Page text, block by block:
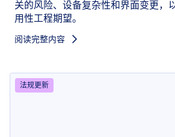
关的风险、设备复杂性和界面变更，
用性工程期望。
阅读完整内容
法规更新